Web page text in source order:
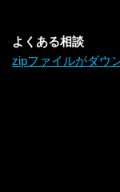
よくある相談
zipファイルがダウ